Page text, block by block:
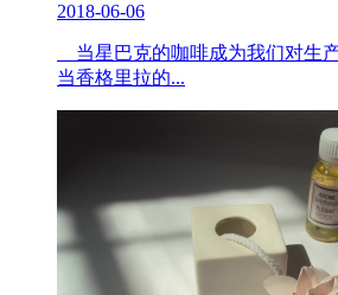
2018-06-06
当星巴克的咖啡成为我们对生
当香格里拉的...